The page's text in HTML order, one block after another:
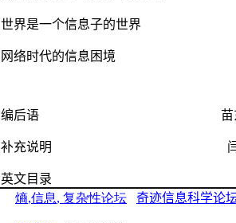
世界是一个信息子的世界
网络时代的信息困境
编后语 苗
补充说明
英文目录
熵,信息, 复杂性论坛 奇迹信息科学论